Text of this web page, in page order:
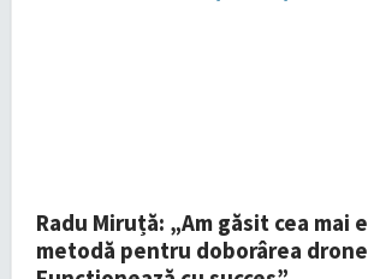
Radu Miruță: „Am găsit cea mai
metodă pentru doborârea